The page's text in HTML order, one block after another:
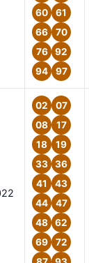
60
61
66
70
76
92
94
97
02
07
08
17
18
19
33
36
41
43
44
47
48
62
69
72